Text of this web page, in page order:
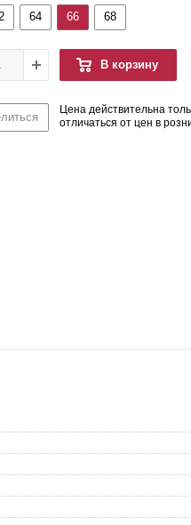
64 66 68
В корзину
Цена действительна
отличаться от цен в